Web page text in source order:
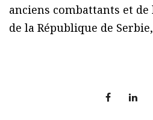
anciens combattants et
de la République de